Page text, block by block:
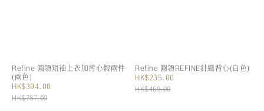
Refine 圓領短袖上衣加背心假兩件
(兩色)
HK$394.00
HK$787.00
Refine 圓領REFINE針織背心(白色)
HK$235.00
HK$469.00